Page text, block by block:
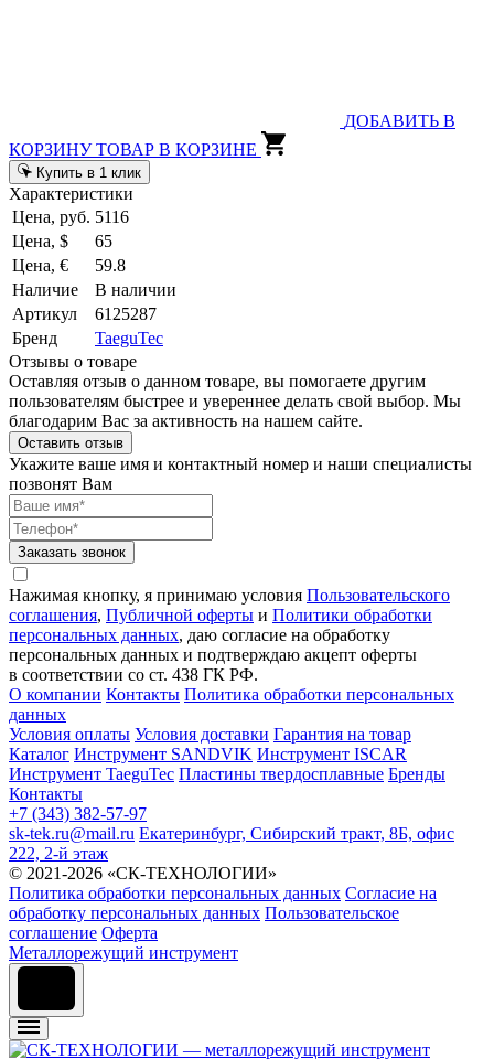
ДОБАВИТЬ В
КОРЗИНУ ТОВАР В КОРЗИНЕ
Купить в 1 клик
Характеристики
Цена, руб. 5116
Цена, $
65
Цена, €
59.8
Наличие
В наличии
Артикул
6125287
Бренд
TaeguTec
Отзывы о товаре
Оставляя отзыв о данном товаре, вы помогаете другим
пользователям быстрее и увереннее делать свой выбор. Мы
благодарим Вас за активность на нашем сайте.
Оставить отзыв
Укажите ваше имя и контактный номер и наши специалисты
позвонят Вам
Заказать звонок
Нажимая кнопку, я принимаю условия Пользовательского
соглашения, Публичной оферты и Политики обработки
персональных данных, даю согласие на обработку
персональных данных и подтверждаю акцепт оферты
в соответствии со ст. 438 ГК РФ.
О компании Контакты Политика обработки персональных
данных
Условия оплаты Условия доставки Гарантия на товар
Каталог Инструмент SANDVIK Инструмент ISCAR
Инструмент TaeguTec Пластины твердосплавные Бренды
Контакты
+7 (343) 382-57-97
sk-tek.ru@mail.ru Екатеринбург, Сибирский тракт, 8Б, офис
222, 2-й этаж
© 2021-2026 «СК-ТЕХНОЛОГИИ»
Политика обработки персональных данных Согласие на
обработку персональных данных Пользовательское
соглашение Оферта
Металлорежущий инструмент